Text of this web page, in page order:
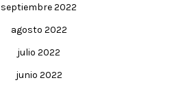
septiembre 2022
agosto 2022
julio 2022
junio 2022